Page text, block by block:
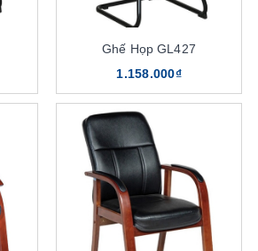
Ghế Họp GL427
1.158.000₫